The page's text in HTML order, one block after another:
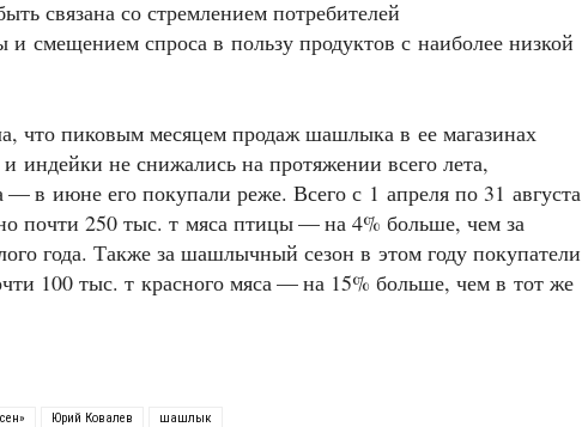
связана со стремлением потребителей
и смещением спроса в пользу продуктов с наиболее низкой
что пиковым месяцем продаж шашлыка в ее магазинах
индейки не снижались на протяжении всего лета,
— в июне его покупали реже. Всего с 1 апреля по 31 августа
почти 250 тыс. т мяса птицы — на 4% больше, чем за
года. Также за шашлычный сезон в этом году покупатели
100 тыс. т красного мяса — на 15% больше, чем в тот же
Юрий Ковалев шашлык